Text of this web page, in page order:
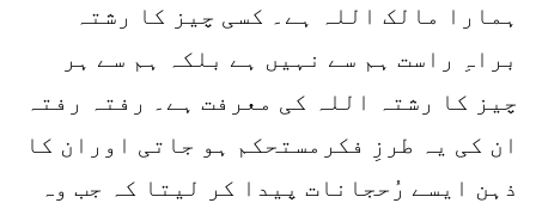
ہمارا مالک اللہ ہے۔ کسی چیز کا رشتہ
براہِ راست ہم سے نہیں ہے بلکہ ہم سے ہر
چیز کا رشتہ اللہ کی معرفت ہے۔ رفتہ رفتہ
ان کی یہ طرزِ فکرمستحکم ہو جاتی اوران کا
ذہن ایسے رُحجانات پیدا کر لیتا کہ جب وہ